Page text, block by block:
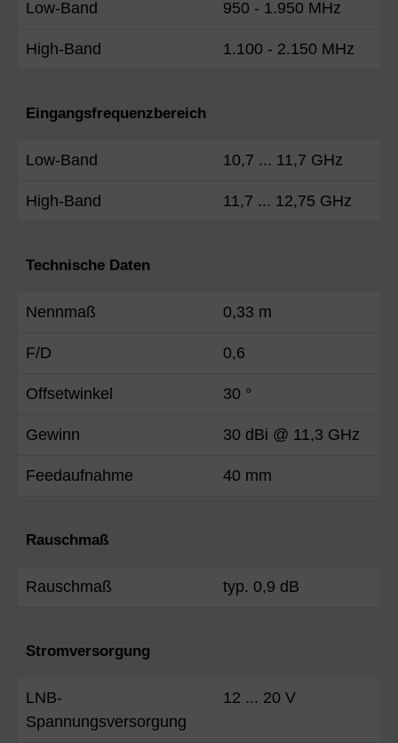
Low-Band 950 - 1.950 MHz
High-Band 1.100 - 2.150 MHz
Eingangsfrequenzbereich
Low-Band 10,7 ... 11,7 GHz
High-Band 11,7 ... 12,75 GHz
Technische Daten
Nennmaß 0,33 m
F/D 0,6
Offsetwinkel 30 °
Gewinn 30 dBi @ 11,3 GHz
Feedaufnahme 40 mm
Rauschmaß
Rauschmaß typ. 0,9 dB
Stromversorgung
LNB-
Spannungsversorgung
12 ... 20 V